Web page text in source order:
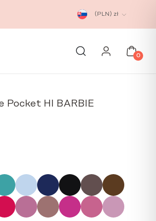
(PLN) zł
0
Pocket HI BARBIE